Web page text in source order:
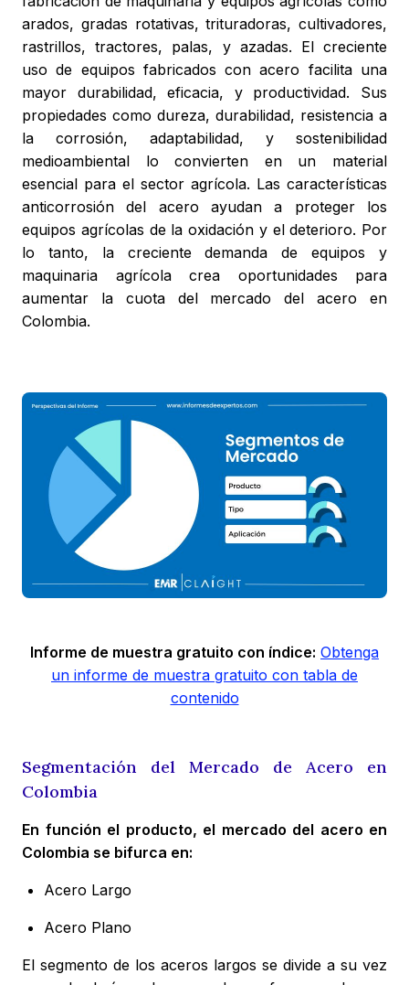
arados, gradas rotativas, trituradoras, cultivadores,
rastrillos, tractores, palas, y azadas. El creciente
uso de equipos fabricados con acero facilita una
mayor durabilidad, eficacia, y productividad. Sus
propiedades como dureza, durabilidad, resistencia a
la corrosión, adaptabilidad, y sostenibilidad
medioambiental lo convierten en un material
esencial para el sector agrícola. Las características
anticorrosión del acero ayudan a proteger los
equipos agrícolas de la oxidación y el deterioro. Por
lo tanto, la creciente demanda de equipos y
maquinaria agrícola crea oportunidades para
aumentar la cuota del mercado del acero en
Colombia.
Informe de muestra gratuito con índice: Obtenga
un informe de muestra gratuito con tabla de
contenido
Segmentación del Mercado de Acero en
Colombia
En función el producto, el mercado del acero en
Colombia se bifurca en:
Acero Largo
Acero Plano
El segmento de los aceros largos se divide a su vez